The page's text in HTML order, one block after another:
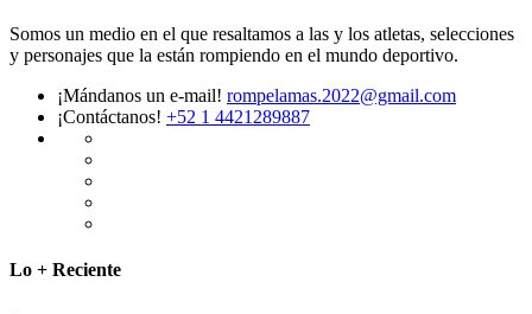
Somos un medio en el que resaltamos a las y los atletas, selecciones
y personajes que la están rompiendo en el mundo deportivo.
¡Mándanos un e-mail! rompelamas.2022@gmail.com
¡Contáctanos! +52 1 4421289887
Lo + Reciente